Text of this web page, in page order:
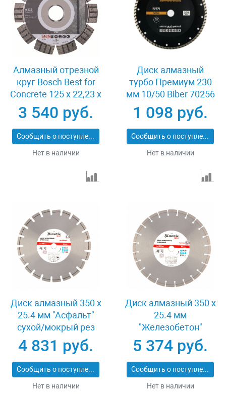
Алмазный отрезной
круг Bosch Best for
Concrete 125 x 22,23 x
2,2 x 12 mm
3 540 руб.
Сообщить о поступлении
Нет в наличии
Диск алмазный
турбо Премиум 230
мм 10/50 Biber 70256
1 098 руб.
Сообщить о поступлении
Нет в наличии
Диск алмазный 350 х
25.4 мм "Асфальт"
сухой/мокрый рез
Pro Matrix 731073
4 831 руб.
Сообщить о поступлении
Нет в наличии
Диск алмазный 350 х
25.4 мм
"Железобетон"
сухой/мокрый рез
Pro Matrix 731103
5 374 руб.
Сообщить о поступлении
Нет в наличии